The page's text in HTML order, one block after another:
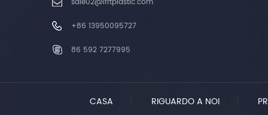
+86 13950095727
86 592 7277995
CASA RIGUARDO A NOI